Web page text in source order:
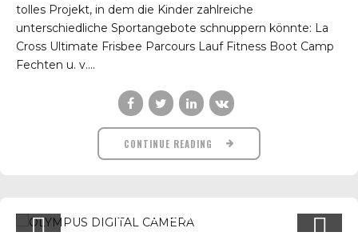
tolles Projekt, in dem die Kinder zahlreiche
unterschiedliche Sportangebote schnuppern könnte: La
Cross Ultimate Frisbee Parcours Lauf Fitness Boot Camp
Fechten u. v....
CONTINUE READING